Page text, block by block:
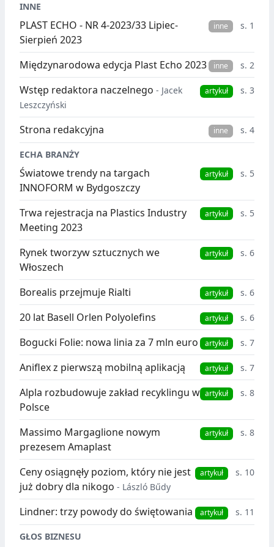
INNE
PLAST ECHO - NR 4-2023/33 Lipiec-
Sierpień 2023
inne s. 1
Międzynarodowa edycja Plast Echo 2023 inne s. 2
Wstęp redaktora naczelnego - Jacek
Leszczyński
artykuł s. 3
Strona redakcyjna inne s. 4
ECHA BRANŻY
Światowe trendy na targach
INNOFORM w Bydgoszczy
artykuł s. 5
Trwa rejestracja na Plastics Industry
Meeting 2023
artykuł s. 5
Rynek tworzyw sztucznych we
Włoszech
artykuł s. 6
Borealis przejmuje Rialti artykuł s. 6
20 lat Basell Orlen Polyolefins artykuł s. 6
Bogucki Folie: nowa linia za 7 mln euro artykuł s. 7
Aniflex z pierwszą mobilną aplikacją artykuł s. 7
Alpla rozbudowuje zakład recyklingu w
Polsce
artykuł s. 8
Massimo Margaglione nowym
prezesem Amaplast
artykuł s. 8
Ceny osiągnęły poziom, który nie jest
już dobry dla nikogo - László Bűdy
artykuł s. 10
Lindner: trzy powody do świętowania artykuł s. 11
GŁOS BIZNESU